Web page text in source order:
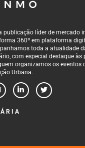
publicação líder de mercado
360º em plataforma
toda a atualidade
com especial destaque às
organizamos os eventos
Urbana.